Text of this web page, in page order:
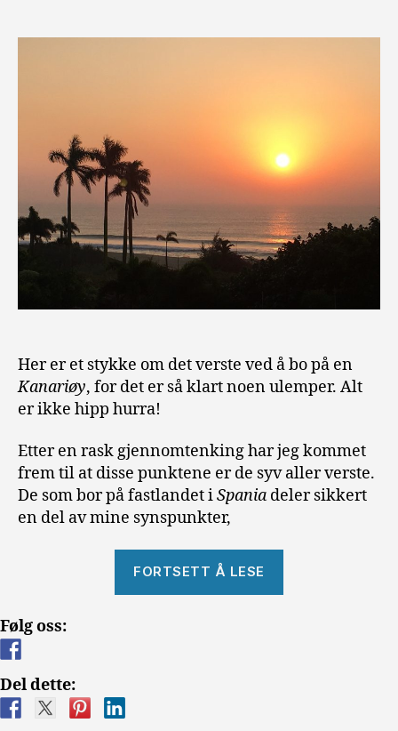
Her er et stykke om det verste ved å bo på en
Kanariøy, for det er så klart noen ulemper. Alt
er ikke hipp hurra!
Etter en rask gjennomtenking har jeg kommet
frem til at disse punktene er de syv aller verste.
De som bor på fastlandet iSpania deler sikkert
en del av mine synspunkter,
FORTSETT Å LESE
Følg oss:
Del dette: